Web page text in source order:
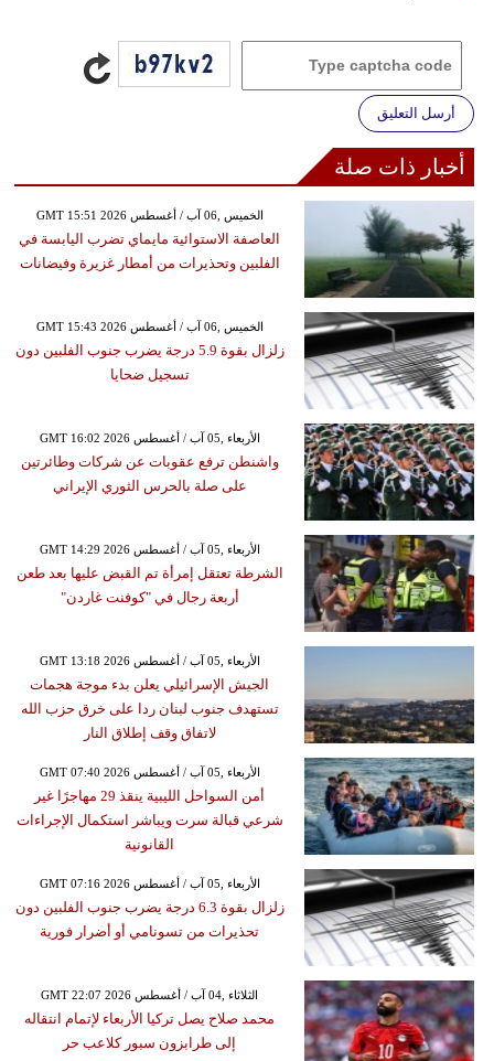
أرسل التعليق
أخبار ذات صلة
GMT 15:51 2026 الخميس ,06 آب / أغسطس
العاصفة الاستوائية مايماي تضرب اليابسة في
الفلبين وتحذيرات من أمطار غزيرة وفيضانات
GMT 15:43 2026 الخميس ,06 آب / أغسطس
زلزال بقوة 5.9 درجة يضرب جنوب الفلبين دون
تسجيل ضحايا
GMT 16:02 2026 الأربعاء ,05 آب / أغسطس
واشنطن ترفع عقوبات عن شركات وطائرتين
على صلة بالحرس الثوري الإيراني
GMT 14:29 2026 الأربعاء ,05 آب / أغسطس
الشرطة تعتقل إمرأة تم القبض عليها بعد طعن
أربعة رجال في "كوفنت غاردن"
GMT 13:18 2026 الأربعاء ,05 آب / أغسطس
الجيش الإسرائيلي يعلن بدء موجة هجمات
تستهدف جنوب لبنان ردا على خرق حزب الله
لاتفاق وقف إطلاق النار
GMT 07:40 2026 الأربعاء ,05 آب / أغسطس
أمن السواحل الليبية ينقذ 29 مهاجرًا غير
شرعي قبالة سرت ويباشر استكمال الإجراءات
القانونية
GMT 07:16 2026 الأربعاء ,05 آب / أغسطس
زلزال بقوة 6.3 درجة يضرب جنوب الفلبين دون
تحذيرات من تسونامي أو أضرار فورية
GMT 22:07 2026 الثلاثاء ,04 آب / أغسطس
محمد صلاح يصل تركيا الأربعاء لإتمام انتقاله
إلى طرابزون سبور كلاعب حر